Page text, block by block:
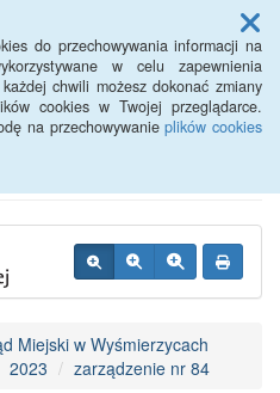
do przechowywania informacji na
w celu zapewnienia
chwili możesz dokonać zmiany
cookies w Twojej przeglądarce.
na przechowywanieplików cookies
Menu
Miejski w Wyśmierzycach
2023 zarządzenie nr 84